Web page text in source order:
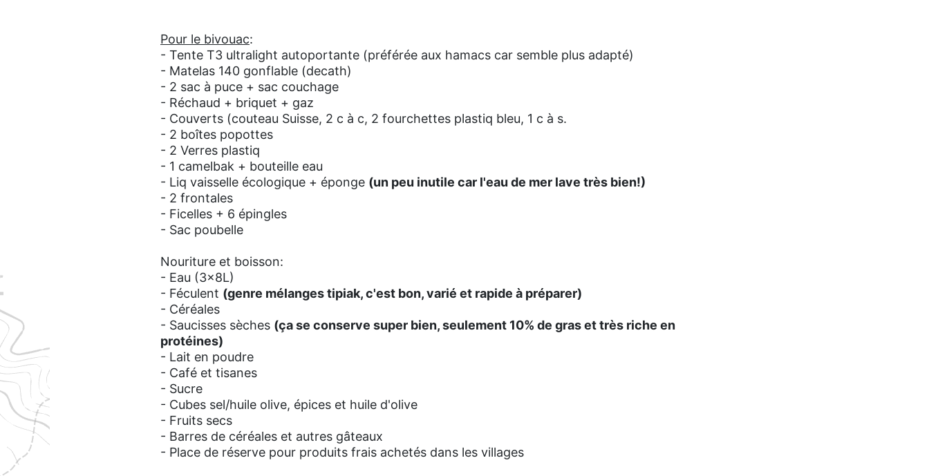
Pour le bivouac:
- Tente T3 ultralight autoportante (préférée aux hamacs car semble plus adapté)
- Matelas 140 gonflable (decath)
- 2 sac à puce + sac couchage
- Réchaud + briquet + gaz
- Couverts (couteau Suisse, 2 c à c, 2 fourchettes plastiq bleu, 1 c à s.
- 2 boîtes popottes
- 2 Verres plastiq
- 1 camelbak + bouteille eau
- Liq vaisselle écologique + éponge (un peu inutile car l'eau de mer lave très bien!)
- 2 frontales
- Ficelles + 6 épingles
- Sac poubelle
Nouriture et boisson:
- Eau (3x8L)
- Féculent (genre mélanges tipiak, c'est bon, varié et rapide à préparer)
- Céréales
- Saucisses sèches (ça se conserve super bien, seulement 10% de gras et très riche en
protéines)
- Lait en poudre
- Café et tisanes
- Sucre
- Cubes sel/huile olive, épices et huile d'olive
- Fruits secs
- Barres de céréales et autres gâteaux
- Place de réserve pour produits frais achetés dans les villages